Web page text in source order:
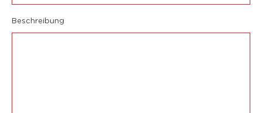
Beschreibung